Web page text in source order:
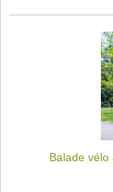
Balade